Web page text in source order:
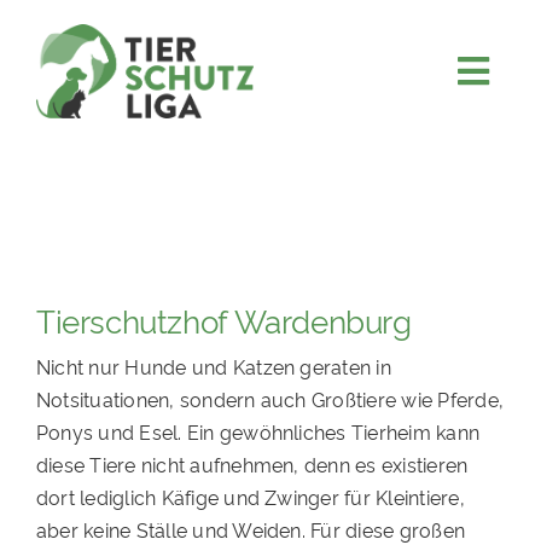
content
FÖRDERN & VERERBEN
KOOPERATIONEN
4KIDS
TIERHEIMTIERE
TIERHEIME
Tierschutzhof Wardenburg
Nicht nur Hunde und Katzen geraten in
Notsituationen, sondern auch Großtiere wie Pferde,
Ponys und Esel. Ein gewöhnliches Tierheim kann
diese Tiere nicht aufnehmen, denn es existieren
dort lediglich Käfige und Zwinger für Kleintiere,
aber keine Ställe und Weiden. Für diese großen